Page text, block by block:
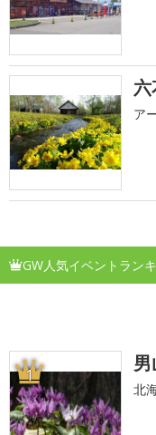
ア
GW人気イベントラン
1
北